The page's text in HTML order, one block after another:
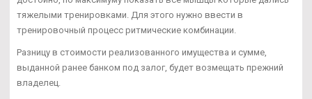
тяжелыми тренировками. Для этого нужно ввести в
тренировочный процесс ритмические комбинации.
Разницу в стоимости реализованного имущества и сумме,
выданной ранее банком под залог, будет возмещать прежний
владелец.